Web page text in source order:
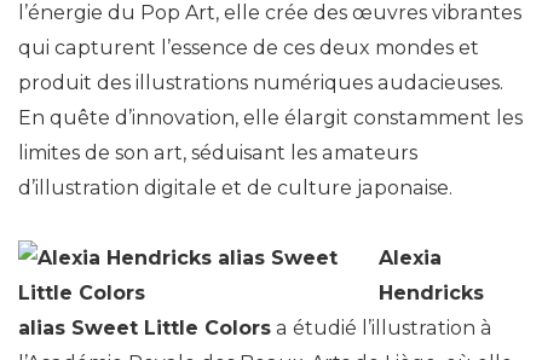
l’énergie du Pop Art, elle crée des œuvres vibrantes
qui capturent l’essence de ces deux mondes et
produit des illustrations numériques audacieuses.
En quête d’innovation, elle élargit constamment les
limites de son art, séduisant les amateurs
d’illustration digitale et de culture japonaise.
Alexia
Hendricks
alias Sweet Little Colors a étudié l’illustration à